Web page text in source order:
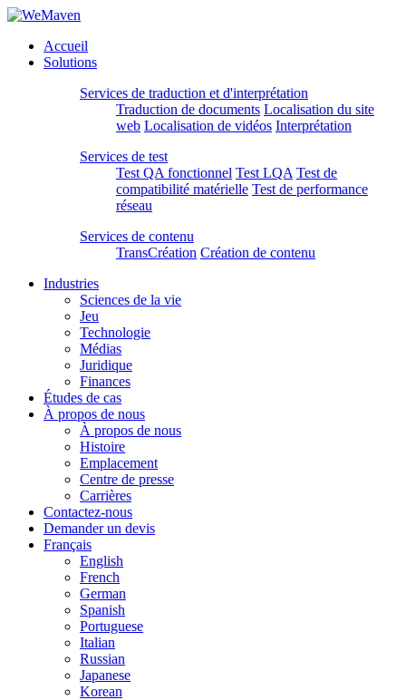
Accueil
Solutions
Services de traduction et d'interprétation
Traduction de documents Localisation du site
web Localisation de vidéos Interprétation
Services de test
Test QA fonctionnel Test LQA Test de
compatibilité matérielle Test de performance
réseau
Services de contenu
TransCréation Création de contenu
Industries
Sciences de la vie
Jeu
Technologie
Médias
Juridique
Finances
Études de cas
À propos de nous
À propos de nous
Histoire
Emplacement
Centre de presse
Carrières
Contactez-nous
Demander un devis
Français
English
French
German
Spanish
Portuguese
Italian
Russian
Japanese
Korean